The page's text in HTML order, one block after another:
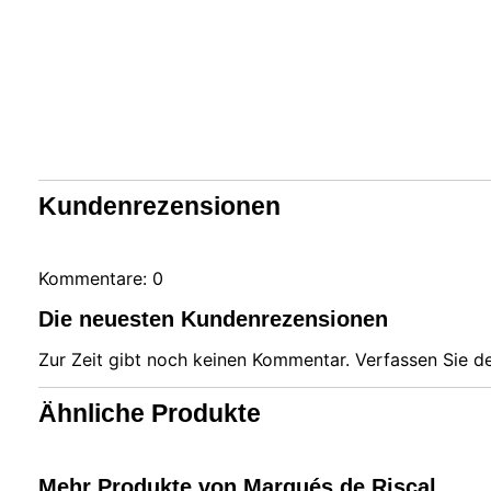
Kundenrezensionen
Kommentare: 0
Die neuesten Kundenrezensionen
Zur Zeit gibt noch keinen Kommentar. Verfassen Sie
Ähnliche Produkte
auf
nicht